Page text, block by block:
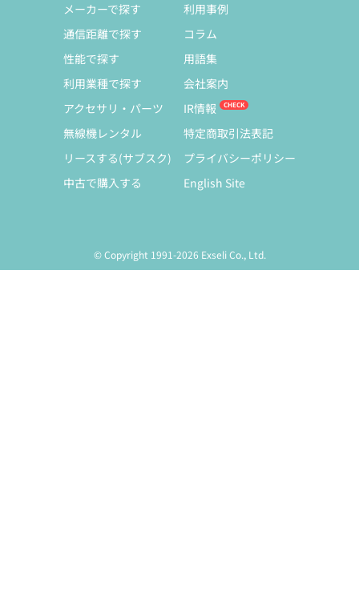
メーカーで探す
通信距離で探す
性能で探す
利用業種で探す
アクセサリ・パーツ
無線機レンタル
リースする(サブスク)
中古で購入する
利用事例
コラム
用語集
会社案内
IR情報
特定商取引法表記
プライバシーポリシー
English Site
© Copyright 1991-2026 Exseli Co., Ltd.